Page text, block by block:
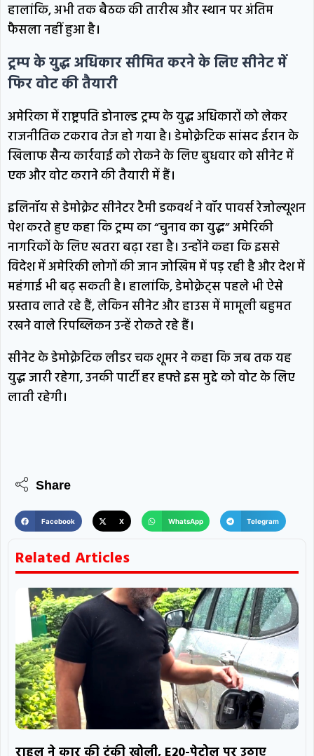
हालांकि, अभी तक बैठक की तारीख और स्थान पर अंतिम
फैसला नहीं हुआ है।
ट्रम्प के युद्ध अधिकार सीमित करने के लिए सीनेट में
फिर वोट की तैयारी
अमेरिका में राष्ट्रपति डोनाल्ड ट्रम्प के युद्ध अधिकारों को लेकर
राजनीतिक टकराव तेज हो गया है। डेमोक्रेटिक सांसद ईरान के
खिलाफ सैन्य कार्रवाई को रोकने के लिए बुधवार को सीनेट में
एक और वोट कराने की तैयारी में हैं।
इलिनॉय से डेमोक्रेट सीनेटर टैमी डकवर्थ ने वॉर पावर्स रेजोल्यूशन
पेश करते हुए कहा कि ट्रम्प का “चुनाव का युद्ध” अमेरिकी
नागरिकों के लिए खतरा बढ़ा रहा है। उन्होंने कहा कि इससे
विदेश में अमेरिकी लोगों की जान जोखिम में पड़ रही है और देश में
महंगाई भी बढ़ सकती है। हालांकि, डेमोक्रेट्स पहले भी ऐसे
प्रस्ताव लाते रहे हैं, लेकिन सीनेट और हाउस में मामूली बहुमत
रखने वाले रिपब्लिकन उन्हें रोकते रहे हैं।
सीनेट के डेमोक्रेटिक लीडर चक शूमर ने कहा कि जब तक यह
युद्ध जारी रहेगा, उनकी पार्टी हर हफ्ते इस मुद्दे को वोट के लिए
लाती रहेगी।
Share
Facebook X WhatsApp Telegram
Related Articles